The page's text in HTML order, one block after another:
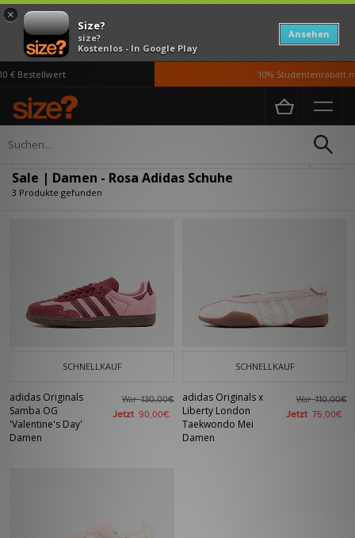
×
Size?
size?
Kostenlos - In Google Play
Ansehen
€ Bestellwert 10% Studentenrabatt
Home Damen
Sale | Damen - Rosa Adidas Schuhe
3 Produkte gefunden
SCHNELLKAUF
adidas Originals
Samba OG
'Valentine's Day'
Damen
War130,00€
Jetzt 90,00€
SCHNELLKAUF
adidas Originals x
Liberty London
Taekwondo Mei
Damen
War110,00€
Jetzt 75,00€